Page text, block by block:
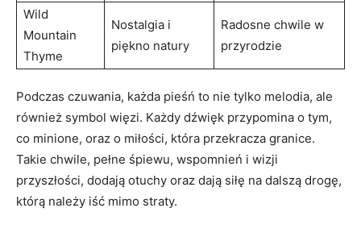
Wild
Mountain
Thyme
Nostalgia i
piękno natury
Radosne chwile w
przyrodzie
Podczas czuwania, każda pieśń to nie tylko melodia, ale
również symbol więzi. Każdy dźwięk przypomina o tym,
co minione, oraz o miłości, która przekracza granice.
Takie chwile, pełne śpiewu, wspomnień i wizji
przyszłości, dodają otuchy oraz dają siłę na dalszą drogę,
którą należy iść mimo straty.